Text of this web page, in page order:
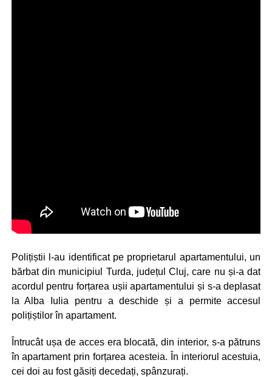
Polițiștii l-au identificat pe proprietarul apartamentului, un
bărbat din municipiul Turda, județul Cluj, care nu și-a dat
acordul pentru forțarea ușii apartamentului și s-a deplasat
la Alba Iulia pentru a deschide și a permite accesul
polițiștilor în apartament.
Întrucât ușa de acces era blocată, din interior, s-a pătruns
în apartament prin forțarea acesteia. În interiorul acestuia,
cei doi au fost găsiți decedați, spânzurați.